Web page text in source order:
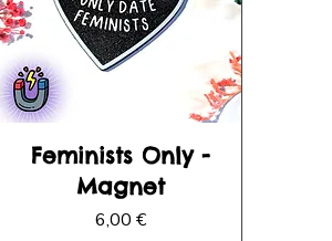
Feminists Only -
Magnet
Preis
6,00 €